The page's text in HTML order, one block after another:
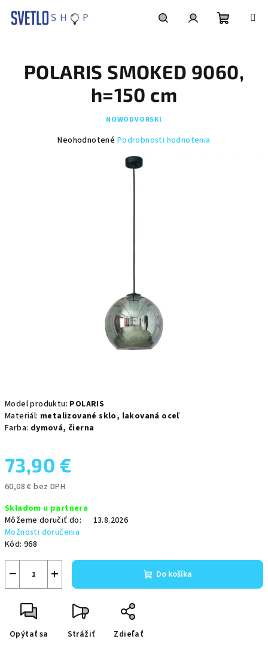
košík
Model produktu: POLARIS
Materiál: metalizované sklo, lakovaná oceľ
Farba: dymová, čierna
73,90 €
60,08 € bez DPH
cena:
Skladom u partnera
Môžeme doručiť do:
13.8.2026
Možnosti doručenia
Kód: 968
+
− Do košíka
Opýtať sa Strážiť Zdieľať
POLARIS SMOKED 9060,
h=150 cm
NOWODVORSKI
Priemerné
Neohodnotené Podrobnosti hodnotenia